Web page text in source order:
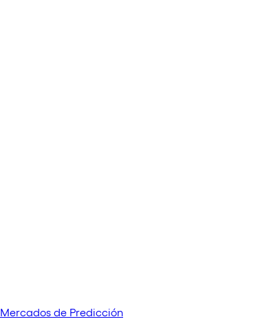
Mercados de Predicción